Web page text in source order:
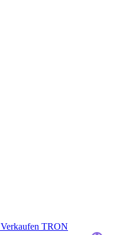
Verkaufen TRON